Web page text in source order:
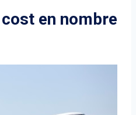
en nombre